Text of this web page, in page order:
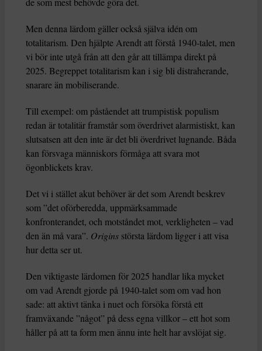
Men denna lärdom gäller också själva idén om
totalitarism. Den hjälpte Arendt att förstå 1940-talet, men
vi bör inte utgå från att den går att tillämpa direkt på
2025. Begreppet totalitarism kan i sig bli distraherande,
snarare än mobiliserande.
Till exempel: om påståendet att trumpistisk populism
redan är totalitär framstår som överdrivet alarmistiskt, kan
slutsatsen att den inte är det bli överdrivet lugnande. Båda
kan försvaga människors förmåga att svara mot
ögonblickets krav.
Det vi i stället akut behöver är det som Arendt beskrev
som ”det oförberedda, uppmärksammade
konfronterandet, och motståndet mot, verkligheten – vad
den än må vara”. Origins största lärdom ligger i att visa
hur detta ser ut.
Den viktigaste lärdomen för 2025 handlar lika mycket
om vad Arendt gjorde på 1940-talet som om vad hon
sade: att aktivt tänka i nuet och försöka förstå ett
framväxande ”något” på dess egna villkor – ett hot som
håller på att ta form men ännu inte helt har avslöjat sig.